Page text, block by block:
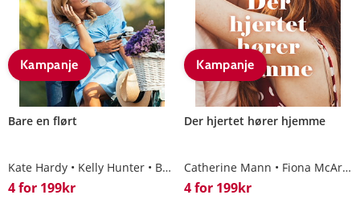
Kampanje
Bare en flørt
Kate Hardy Kelly Hunter Barbara Dunlop Connie Cox
4 for 199kr
Kampanje
Der hjertet hører hjemme
Catherine Mann Fiona McArthur
4 for 199kr